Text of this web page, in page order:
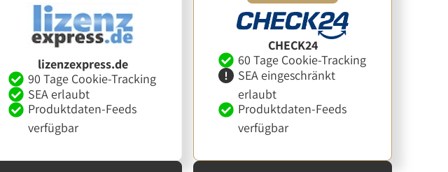
lizenzexpress.de
90 Tage Cookie-Tracking
SEA erlaubt
Produktdaten-Feeds
verfügbar
CHECK24
60 Tage Cookie-Tracking
SEA eingeschränkt
erlaubt
Produktdaten-Feeds
verfügbar